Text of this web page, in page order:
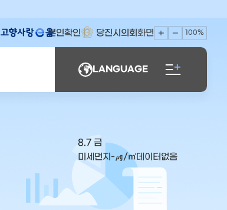
본인확인 당진시의회화면 100%
LANGUAGE
8.7 금
미세먼지-㎍/㎥데이터없음